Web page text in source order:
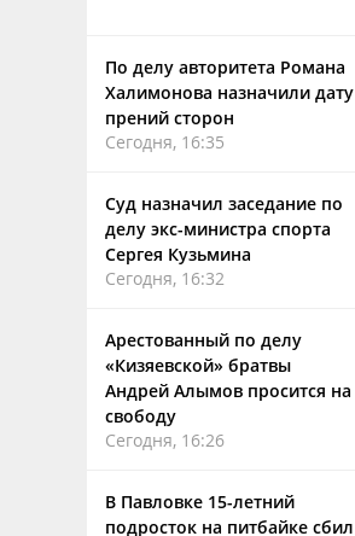
По делу авторитета Романа
Халимонова назначили дату
прений сторон
Сегодня, 16:35
Суд назначил заседание по
делу экс-министра спорта
Сергея Кузьмина
Сегодня, 16:32
Арестованный по делу
«Кизяевской» братвы
Андрей Алымов просится на
свободу
Сегодня, 16:26
В Павловке 15-летний
подросток на питбайке сбил